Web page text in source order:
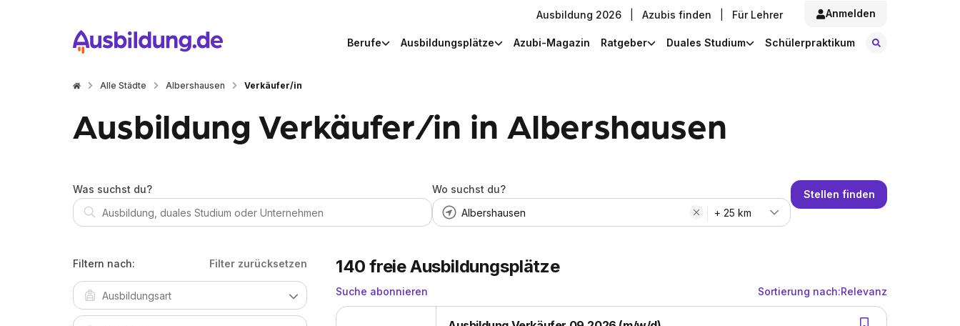
Ausbildung 2026 Azubis finden Für Lehrer Anmelden
Berufe Ausbildungsplätze Azubi-Magazin Ratgeber Duales Studium Schülerpraktikum
Alle Städte Albershausen Verkäufer/in
Ausbildung Verkäufer/in in Albershausen
Was suchst du?
Wo suchst du?
+ 25 km
Stellen finden
Filtern nach: Filter zurücksetzen 140 freie Ausbildungsplätze
Suche abonnieren Sortierung nach:Relevanz